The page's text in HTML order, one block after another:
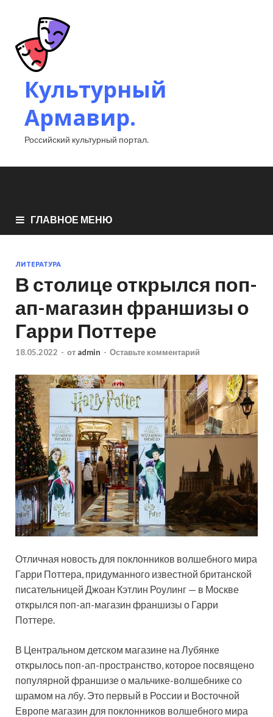
Культурный
Армавир.
Российский культурный портал.
ГЛАВНОЕ МЕНЮ
ЛИТЕРАТУРА
В столице открылся поп-
ап-магазин франшизы о
Гарри Поттере
18.05.2022 - от admin - Оставьте комментарий
Отличная новость для поклонников волшебного мира
Гарри Поттера, придуманного известной британской
писательницей Джоан Кэтлин Роулинг — в Москве
открылся поп-ап-магазин франшизы о Гарри
Поттере.
В Центральном детском магазине на Лубянке
открылось поп-ап-пространство, которое посвящено
популярной франшизе о мальчике-волшебнике со
шрамом на лбу. Это первый в России и Восточной
Европе магазин для поклонников волшебного мира